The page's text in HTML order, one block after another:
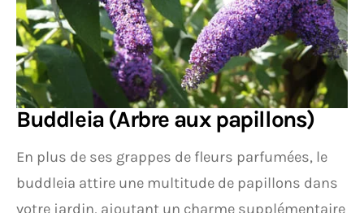
Buddleia (Arbre aux papillons)
En plus de ses grappes de fleurs parfumées, le
buddleia attire une multitude de papillons dans
votre jardin, ajoutant un charme supplémentaire